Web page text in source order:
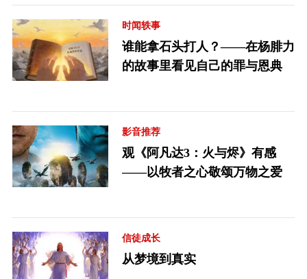
时闻轶事
谁能拿石头打人？——在杨腓力
的故事里看见自己的罪与恩典
影音推荐
观《阿凡达3：火与烬》有感
——以牧者之心敬颂万物之爱
信徒成长
从梦境到真实